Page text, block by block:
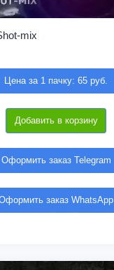
mix
Цена за 1 пачку: 65 руб.
Добавить в корзину
Оформить заказ Telegram
заказ WhatsApp